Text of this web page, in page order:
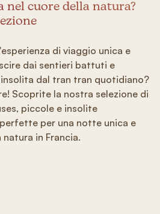
cuore della natura?
di viaggio unica e
dai sentieri battuti e
dal tran tran quotidiano?
Scoprite la nostra selezione di
piccole e insolite
per una notte unica e
in Francia.